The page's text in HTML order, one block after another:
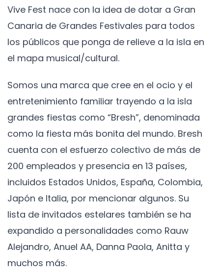
Vive Fest nace con la idea de dotar a Gran
Canaria de Grandes Festivales para todos
los públicos que ponga de relieve a la isla en
el mapa musical/cultural.
Somos una marca que cree en el ocio y el
entretenimiento familiar trayendo a la isla
grandes fiestas como “Bresh”, denominada
como la fiesta más bonita del mundo. Bresh
cuenta con el esfuerzo colectivo de más de
200 empleados y presencia en 13 países,
incluidos Estados Unidos, España, Colombia,
Japón e Italia, por mencionar algunos. Su
lista de invitados estelares también se ha
expandido a personalidades como Rauw
Alejandro, Anuel AA, Danna Paola, Anitta y
muchos más.